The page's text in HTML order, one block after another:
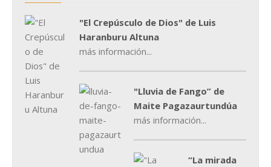
"El Crepúsculo de Dios" de Luis
Haranburu Altuna
más información...
"Lluvia de Fango” de
Maite Pagazaurtundúa
más información...
“La mirada